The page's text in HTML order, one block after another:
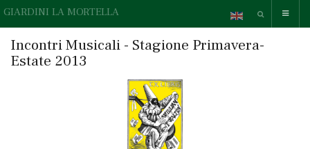
GIARDINI LA MORTELLA
Incontri Musicali - Stagione Primavera-
Estate 2013